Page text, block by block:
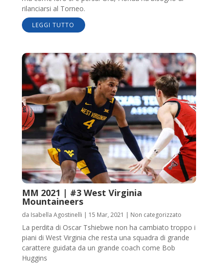
rilanciarsi al Torneo.
LEGGI TUTTO
MM 2021 | #3 West Virginia
Mountaineers
da Isabella Agostinelli | 15 Mar, 2021 | Non categorizzato
La perdita di Oscar Tshiebwe non ha cambiato troppo i
piani di West Virginia che resta una squadra di grande
carattere guidata da un grande coach come Bob
Huggins